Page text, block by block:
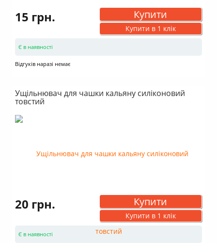
15 грн. Купити
Купити в 1 клік
Є в наявності
Відгуків наразі немає
Ущільнювач для чашки кальяну силіконовий
товстий
20 грн. Купити
Купити в 1 клік
Є в наявності